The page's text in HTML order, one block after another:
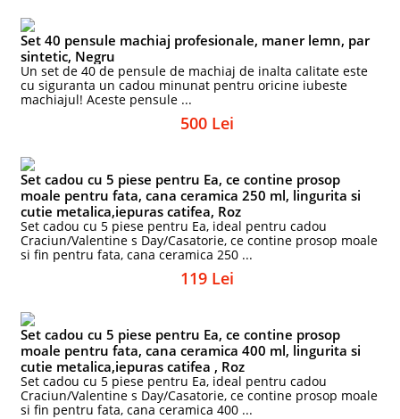
Set 40 pensule machiaj profesionale, maner lemn, par
sintetic, Negru
Un set de 40 de pensule de machiaj de inalta calitate este
cu siguranta un cadou minunat pentru oricine iubeste
machiajul! Aceste pensule ...
500 Lei
Set cadou cu 5 piese pentru Ea, ce contine prosop
moale pentru fata, cana ceramica 250 ml, lingurita si
cutie metalica,iepuras catifea, Roz
Set cadou cu 5 piese pentru Ea, ideal pentru cadou
Craciun/Valentine s Day/Casatorie, ce contine prosop moale
si fin pentru fata, cana ceramica 250 ...
119 Lei
Set cadou cu 5 piese pentru Ea, ce contine prosop
moale pentru fata, cana ceramica 400 ml, lingurita si
cutie metalica,iepuras catifea , Roz
Set cadou cu 5 piese pentru Ea, ideal pentru cadou
Craciun/Valentine s Day/Casatorie, ce contine prosop moale
si fin pentru fata, cana ceramica 400 ...